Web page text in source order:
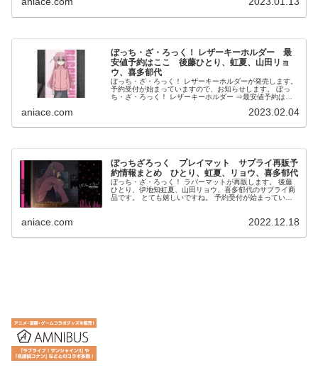
ぼっち・ざ・ろっく！ レザーキーホルダー 最
安値予約はここ 後藤ひとり、虹夏、山田リョ
ウ、喜多郁代
ぼっち・ざ・ろっく！ レザーキーホルダーが発売します。
予約受付が始まっていますので、お知らせします。 ぼっ
ち・ざ・ろっく！ レザーキーホルダー ⇒最安値予約はこ
aniace.com 2023.02.04
ぼっちざろっく プレイマット サプライ再販予
約情報まとめ ひとり、虹夏、リョウ、喜多郁代
ぼっち・ざ・ろっく！ ラバーマットが再販します。 後藤
ひとり、伊地知虹夏、山田リョウ、喜多郁代のサプライ商
品です。 とても嬉しいですね。 予約受付が始まっていま
aniace.com 2022.12.18